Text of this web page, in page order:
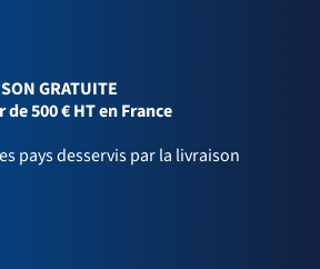
GRATUITE
500 € HT en France
pays desservis par la livraison